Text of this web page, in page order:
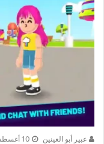
عبير أبو العينين 10 أغسطس، 2022